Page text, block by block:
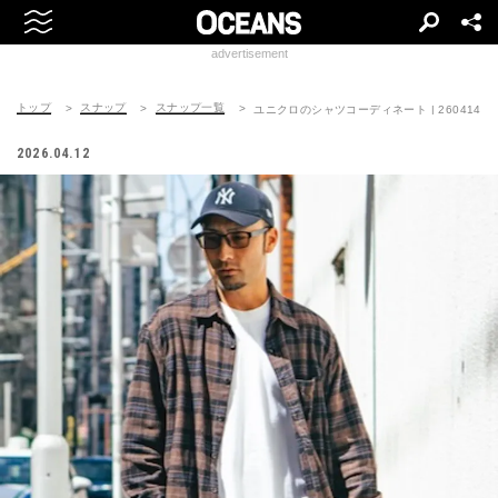
advertisement
トップ スナップ スナップ一覧 ユニクロのシャツコーディネート | 260414-
2026.04.12